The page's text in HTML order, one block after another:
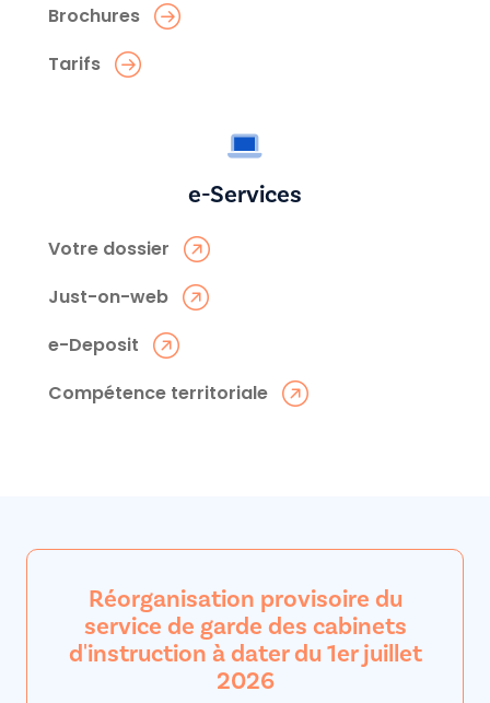
Brochures
Tarifs
e-Services
Votre dossier
Just-on-web
e-Deposit
Compétence territoriale
Réorganisation provisoire du
service de garde des cabinets
d'instruction à dater du 1er juillet
2026